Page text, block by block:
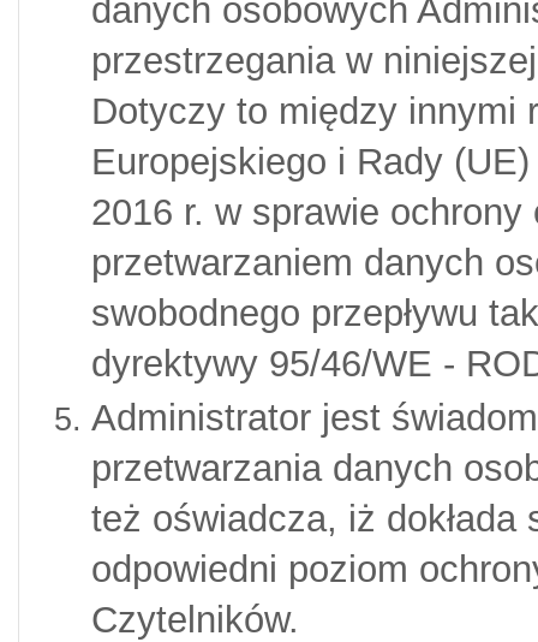
danych osobowych
przestrzegania w
Dotyczy to między innymi
Europejskiego i Rady
2016 r. w sprawie
przetwarzaniem danych
swobodnego przepływu
dyrektywy 95/46/WE -
Administrator jest
przetwarzania danych
też oświadcza, iż dokłada
odpowiedni poziom
Czytelników.